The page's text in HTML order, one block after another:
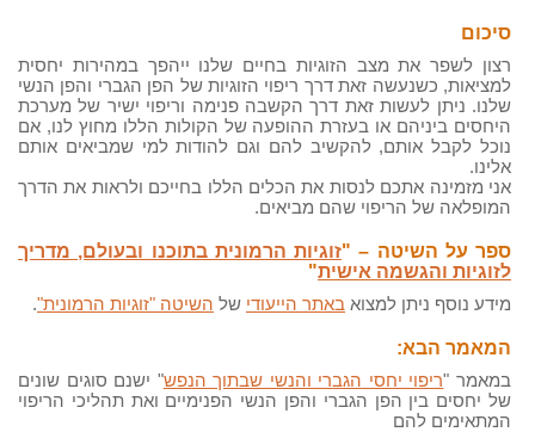
סיכום
רצון לשפר את מצב הזוגיות בחיים שלנו ייהפך במהירות יחסית
למציאות, כשנעשה זאת דרך ריפוי הזוגיות של הפן הגברי והפן הנשי
שלנו. ניתן לעשות זאת דרך הקשבה פנימה וריפוי ישיר של מערכת
היחסים ביניהם או בעזרת ההופעה של הקולות הללו מחוץ לנו, אם
נוכל לקבל אותם, להקשיב להם וגם להודות למי שמביאים אותם
אלינו.
אני מזמינה אתכם לנסות את הכלים הללו בחייכם ולראות את הדרך
המופלאה של הריפוי שהם מביאים.
ספר על השיטה – "זוגיות הרמונית בתוכנו ובעולם, מדריך
לזוגיות והגשמה אישית"
מידע נוסף ניתן למצוא באתר הייעודי של השיטה "זוגיות הרמונית".
המאמר הבא:
במאמר "ריפוי יחסי הגברי והנשי שבתוך הנפש" ישנם סוגים שונים
של יחסים בין הפן הגברי והפן הנשי הפנימיים ואת תהליכי הריפוי
המתאימים להם